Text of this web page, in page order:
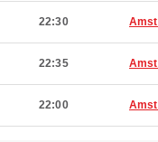
22:30
22:35
22:00